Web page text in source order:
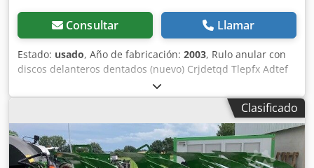
Consultar Llamar
Estado: usado, Año de fabricación: 2003, Rulo anular con
discos delanteros dentados (nuevo) Crjdetqd Tlepfx Adtef
Clasificado